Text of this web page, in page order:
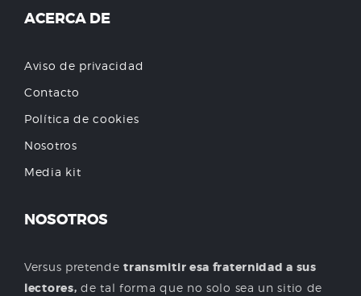
ACERCA DE
Aviso de privacidad
Contacto
Política de cookies
Nosotros
Media kit
NOSOTROS
Versus pretendetransmitir esa fraternidad a sus
lectores, de tal forma que no solo sea un sitio de